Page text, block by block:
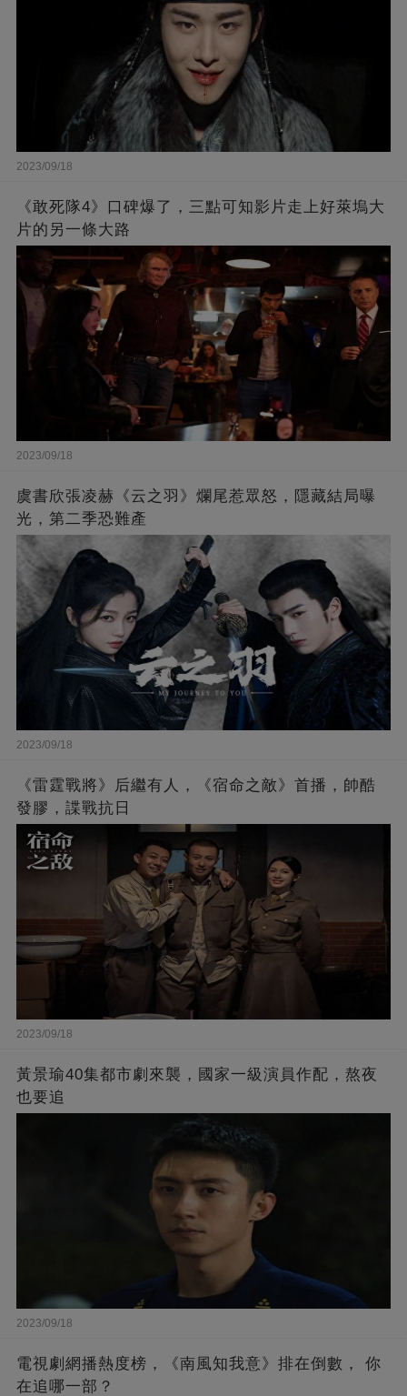
2023/09/18
《敢死隊4》口碑爆了，三點可知影片走上好萊塢大
片的另一條大路
2023/09/18
虞書欣張凌赫《云之羽》爛尾惹眾怒，隱藏結局曝
光，第二季恐難產
2023/09/18
《雷霆戰將》后繼有人，《宿命之敵》首播，帥酷
發膠，諜戰抗日
2023/09/18
黃景瑜40集都市劇來襲，國家一級演員作配，熬夜
也要追
2023/09/18
電視劇網播熱度榜，《南風知我意》排在倒數， 你
在追哪一部？